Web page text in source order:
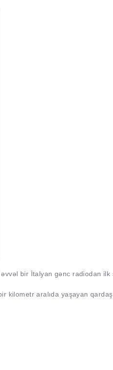
bir İtalyan gənc radiodan ilk
kilometr aralıda yaşayan